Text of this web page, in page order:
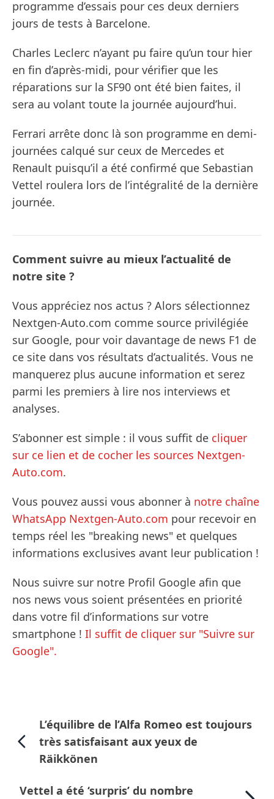
programme d’essais pour ces deux derniers
jours de tests à Barcelone.
Charles Leclerc n’ayant pu faire qu’un tour hier
en fin d’après-midi, pour vérifier que les
réparations sur la SF90 ont été bien faites, il
sera au volant toute la journée aujourd’hui.
Ferrari arrête donc là son programme en demi-
journées calqué sur ceux de Mercedes et
Renault puisqu’il a été confirmé que Sebastian
Vettel roulera lors de l’intégralité de la dernière
journée.
Comment suivre au mieux l’actualité de
notre site ?
Vous appréciez nos actus ? Alors sélectionnez
Nextgen-Auto.com comme source privilégiée
sur Google, pour voir davantage de news F1 de
ce site dans vos résultats d’actualités. Vous ne
manquerez plus aucune information et serez
parmi les premiers à lire nos interviews et
analyses.
S’abonner est simple : il vous suffit de cliquer
sur ce lien et de cocher les sources Nextgen-
Auto.com.
Vous pouvez aussi vous abonner à notre chaîne
WhatsApp Nextgen-Auto.com pour recevoir en
temps réel les "breaking news" et quelques
informations exclusives avant leur publication !
Nous suivre sur notre Profil Google afin que
nos news vous soient présentées en priorité
dans votre fil d’informations sur votre
smartphone ! Il suffit de cliquer sur "Suivre sur
Google".
L’équilibre de l’Alfa Romeo est toujours
très satisfaisant aux yeux de
Räikkönen
Vettel a été ‘surpris’ du nombre